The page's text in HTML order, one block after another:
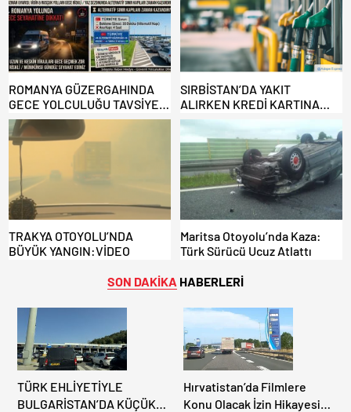
ROMANYA GÜZERGAHINDA
GECE YOLCULUĞU TAVSİYE
EDİLMİYOR: ALTERNATİF
KAPILAR ZAMAN
KAZANDIRIYOR!
SIRBİSTAN’DA YAKIT
ALIRKEN KREDİ KARTINA
DİKKAT: MAĞDUR OLMAYIN!
TRAKYA OTOYOLU’NDA
BÜYÜK YANGIN:VİDEO
Maritsa Otoyolu’nda Kaza:
Türk Sürücü Ucuz Atlattı
SON DAKİKA HABERLERİ
TÜRK EHLİYETİYLE
BULGARİSTAN’DA KÜÇÜK
Hırvatistan’da Filmlere
Konu Olacak İzin Hikayesi: